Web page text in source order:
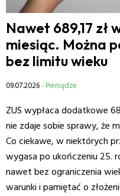
Nawet 689,17 zł
miesiąc. Można
bez limitu wieku
09.07.2026- Pieniądze
ZUS wypłaca dodatkowe
nie zdaje sobie sprawy, że
Co ciekawe, w niektórych
wygasa po ukończeniu 25.
nawet bez ograniczenia
warunki i pamiętać o